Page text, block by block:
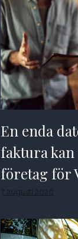
En enda
faktura kan
företag för
7 augusti 2026